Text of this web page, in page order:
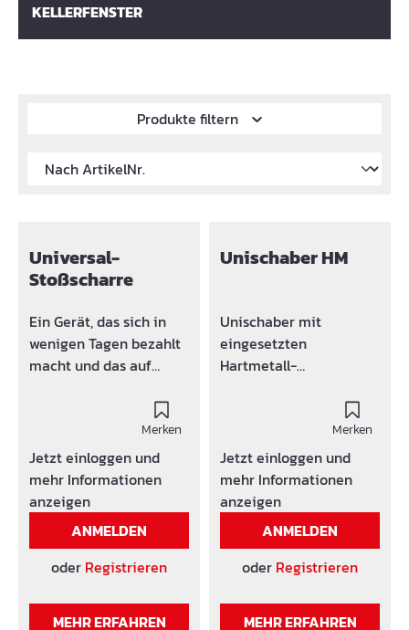
KELLERFENSTER
Produkte filtern
Universal-
Stoßscharre
Ein Gerät, das sich in
wenigen Tagen bezahlt
macht und das auf
Zeitaufwand sind die
Schalungsbretter und
Vierkanthölzer
gereinigt. Das
Federstahlblatt ist sehr
biegeelastisch.Zum
Reinigen von
Schalungen,
Merken
Jetzt einloggen und
mehr Informationen
anzeigen
ANMELDEN
oder Registrieren
MEHR ERFAHREN
Unischaber HM
Unischaber mit
eingesetzten
Hartmetall-
Spezialstahl. Stiellänge
850 oder 1300 mm
Merken
Jetzt einloggen und
mehr Informationen
anzeigen
ANMELDEN
oder Registrieren
MEHR ERFAHREN